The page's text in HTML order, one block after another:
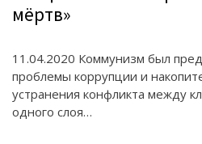
мёртв»
11.04.2020 Коммунизм был
проблемы коррупции и
устранения конфликта между
одного слоя…